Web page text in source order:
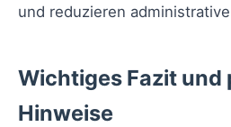
und reduzieren
Wichtiges Fazit
Hinweise